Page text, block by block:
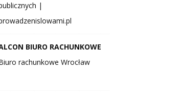
|
BIURO RACHUNKOWE
rachunkowe Wrocław